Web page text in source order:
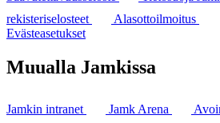
rekisteriselosteet
Alasottoilmoitus
Evästeasetukset
Muualla Jamkissa
Jamkin intranet Jamk Arena